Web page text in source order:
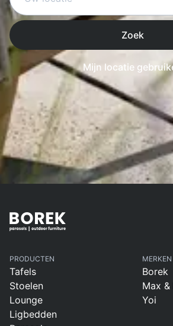
Zoek
Mijn locatie
PRODUCTEN
Tafels
Stoelen
Lounge
Ligbedden
MERKEN
Borek
Max &
Yoi